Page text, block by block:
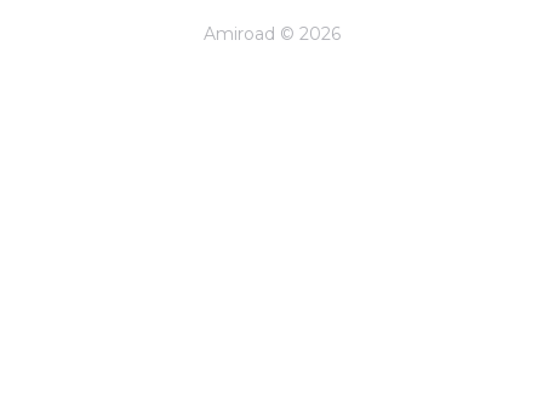
Amiroad © 2026